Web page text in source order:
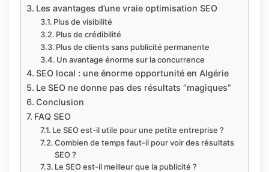
Les avantages d’une vraie optimisation SEO
Plus de visibilité
Plus de crédibilité
Plus de clients sans publicité permanente
Un avantage énorme sur la concurrence
SEO local : une énorme opportunité en Algérie
Le SEO ne donne pas des résultats “magiques”
Conclusion
FAQ SEO
Le SEO est-il utile pour une petite entreprise ?
Combien de temps faut-il pour voir des résultats
SEO ?
Le SEO est-il meilleur que la publicité ?